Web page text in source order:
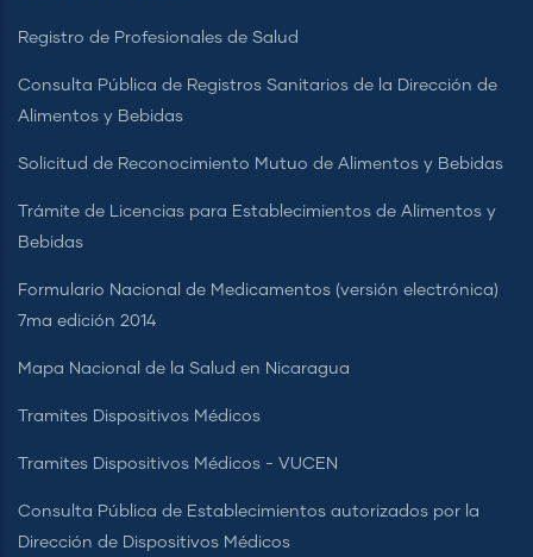
Registro de Profesionales de Salud
Consulta Pública de Registros Sanitarios de la Dirección de
Alimentos y Bebidas
Solicitud de Reconocimiento Mutuo de Alimentos y Bebidas
Trámite de Licencias para Establecimientos de Alimentos y
Bebidas
Formulario Nacional de Medicamentos (versión electrónica)
7ma edición 2014
Mapa Nacional de la Salud en Nicaragua
Tramites Dispositivos Médicos
Tramites Dispositivos Médicos - VUCEN
Consulta Pública de Establecimientos autorizados por la
Dirección de Dispositivos Médicos